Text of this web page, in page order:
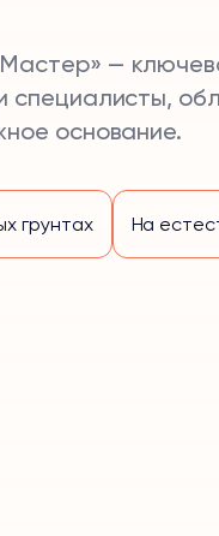
—
основание.
грунтах На